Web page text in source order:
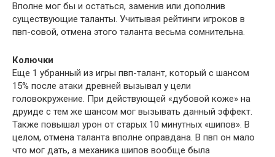
Вполне мог бы и остаться, заменив или дополнив
существующие таланты. Учитывая рейтинги игроков в
пвп-совой, отмена этого таланта весьма сомнительна.
Колючки
Еще 1 убранный из игры пвп-талант, который с шансом
15% после атаки древней вызывал у цели
головокружение. При действующей «дубовой коже» на
друиде с тем же шансом мог вызывать данный эффект.
Также повышал урон от старых 10 минутных «шипов». В
целом, отмена таланта вполне оправдана. В пвп он мало
что мог дать, а механика шипов вообще была